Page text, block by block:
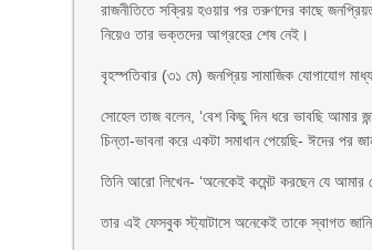
রাজনীতিতে সক্রিয় হওয়ার পর তরুণদের কাছে
নিয়েও তার ভক্তদের আগ্রহের শেষ নেই।
বৃহস্পতিবার (৩১ মে) জনপ্রিয় সামাজিক যোগাযোগ
সোহেল তাজ বলেন, ‘বেশ কিছু দিন ধরে ভাবছি আমার
চিন্তা-ভাবনা করে একটা সমাধান পেয়েছি- ঈদের পর
তিনি আরো লিখেন- ‘অনেকেই কমেন্ট করছেন যে
তার এই ফেসবুক স্ট্যাটাসে অনেকেই তাকে স্বাগত